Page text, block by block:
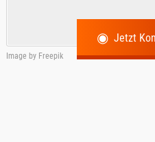
Jetzt
Image by Freepik